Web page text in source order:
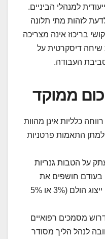
למנהלי הביניים.
לזהות מתי תלונה
בריכוז אינה מצריכה
שיחה דיסקרטית על
העבודה.
ממוקד
רווחה כלליות אינן מהוות
התאמות פרטניות
על הטבות גנריות
בעודם חושפים את
הארגון לאי-עמידה ביעדי ייצוג הולם (3% או 5%
מסמכים רפואיים
לנהל הליך מסודר